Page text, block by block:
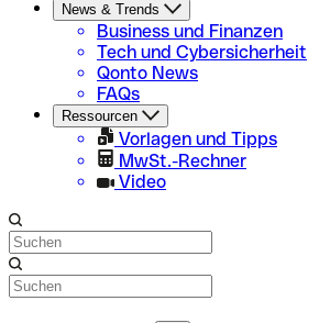
News & Trends
Business und Finanzen
Tech und Cybersicherheit
Qonto News
FAQs
Ressourcen
Vorlagen und Tipps
MwSt.-Rechner
Video